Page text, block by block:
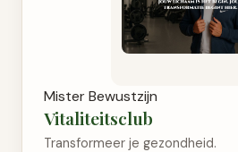
Mister Bewustzijn
Vitaliteitsclub
Transformeer je gezondheid.